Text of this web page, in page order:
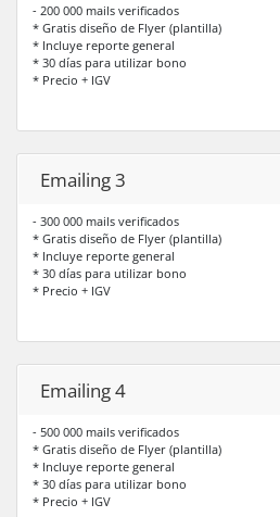
- 200 000 mails verificados
* Gratis diseño de Flyer (plantilla)
* Incluye reporte general
* 30 días para utilizar bono
* Precio + IGV
Emailing 3
- 300 000 mails verificados
* Gratis diseño de Flyer (plantilla)
* Incluye reporte general
* 30 días para utilizar bono
* Precio + IGV
Emailing 4
- 500 000 mails verificados
* Gratis diseño de Flyer (plantilla)
* Incluye reporte general
* 30 días para utilizar bono
* Precio + IGV